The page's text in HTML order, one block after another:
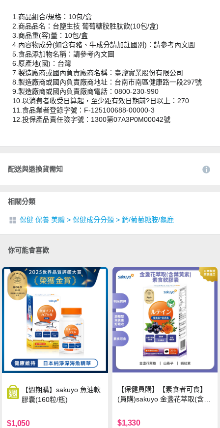
1.商品組合/規格：10包/盒
2.商品品名：台鹽生技 葡萄糖胺胜肽飲(10包/盒)
3.商品重(容)量：10包/盒
4.內容物成分(如含有豬、牛成分請加註國別)：請參考內文圖
5.食品添加物名稱：請參考內文圖
6.原產地(國)：台灣
7.製造廠商或國內負責廠商名稱：臺鹽實業股份有限公司
8.製造廠商或國內負責廠商地址：台南市南區健康路一段297號
9.製造廠商或國內負責廠商電話：0800-230-990
10.以消費者收受日算起，至少距有效日期前?日以上：270
11.食品業者登錄字號：F-125100688-00000-3
12.投保產品責任險字號：1300第07A3P0M00042號
配送與退換貨需知
相關分類
保健 保養 美體 > 保健成分分類 > 鈣/葡萄糖胺/龜鹿
你可能會喜歡
【週期購】sakuyo 魚油軟
膠囊(160粒/瓶)
$1,050
【保健員購】【素食者可食】
(員購)sakuyo 金盞花萃取(含葉
瓶)
$1,330